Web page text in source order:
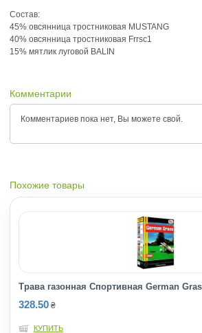
Состав:
45% овсянница тростниковая MUSTANG
40% овсянница тростниковая Frrsc1
15% мятлик луговой BALIN
Комментарии
Комментариев пока нет, Вы можете свой.
Похожие товары
Трава газонная Спортивная German
328.50 ₴
КУПИТЬ